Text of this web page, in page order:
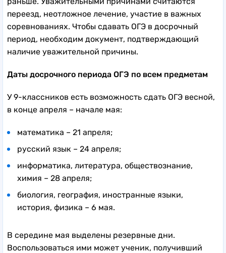
переезд, неотложное лечение, участие в важных
соревнованиях. Чтобы сдавать ОГЭ в досрочный
период, необходим документ, подтверждающий
наличие уважительной причины.
Даты досрочного периода ОГЭ по всем предметам
У 9-классников есть возможность сдать ОГЭ весной,
в конце апреля – начале мая:
математика – 21 апреля;
русский язык – 24 апреля;
информатика, литература, обществознание,
химия – 28 апреля;
биология, география, иностранные языки,
история, физика – 6 мая.
В середине мая выделены резервные дни.
Воспользоваться ими может ученик, получивший